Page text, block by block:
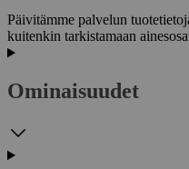
Päivitämme palvelun
kuitenkin tarkistamaan
Ominaisuudet